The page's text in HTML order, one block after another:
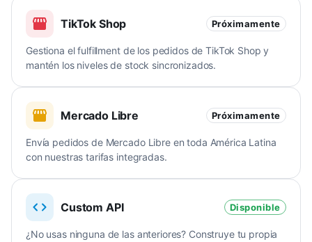
TikTok Shop Próximamente
Gestiona el fulfillment de los pedidos de TikTok Shop y
mantén los niveles de stock sincronizados.
Mercado Libre Próximamente
Envía pedidos de Mercado Libre en toda América Latina
con nuestras tarifas integradas.
Custom API Disponible
¿No usas ninguna de las anteriores? Construye tu propia